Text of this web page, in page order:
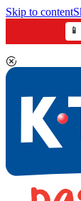
Skip to content